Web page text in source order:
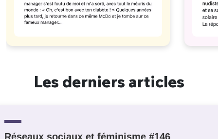
Les derniers articles
Réseaux sociaux et féminisme #146